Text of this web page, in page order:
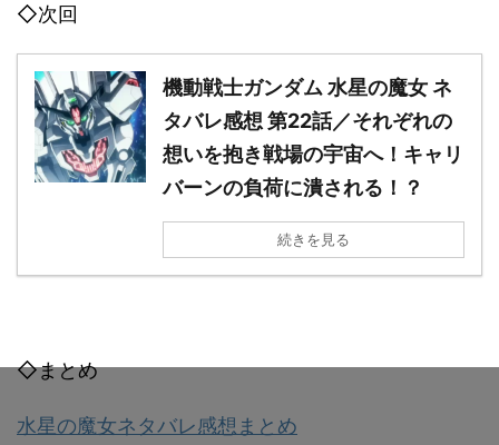
◇次回
機動戦士ガンダム 水星の魔女 ネ
タバレ感想 第22話／それぞれの
想いを抱き戦場の宇宙へ！キャリ
バーンの負荷に潰される！？
続きを見る
◇まとめ
水星の魔女ネタバレ感想まとめ